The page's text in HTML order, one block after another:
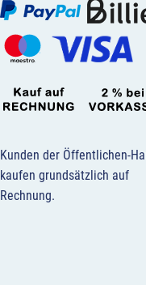
Kunden der Öffentlichen-
kaufen grundsätzlich auf
Rechnung.